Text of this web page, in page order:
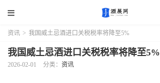
资讯 > 我国威土忌酒进口关税税率将降至5%
我国威土忌酒进口关税税率将降至5%
2026-02-01 分类： 资讯